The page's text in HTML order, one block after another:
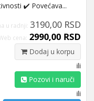
✔️ Povećava...
u radnji: 3190,00 RSD
cena: 2990,00 RSD
Dodaj u korpu
ili
Pozovi i naruči
ili